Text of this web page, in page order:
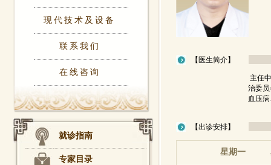
现代技术及设备
联系我们
在线咨询
就诊指南
专家目录
【医生简介】
主任
治委
血压
【出诊安排】
星期一